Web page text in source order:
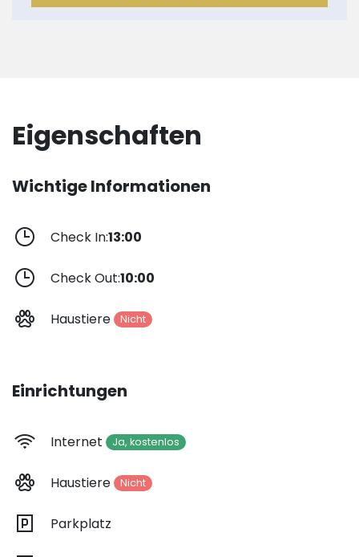
Eigenschaften
Wichtige Informationen
Check In:13:00
Check Out:10:00
Haustiere Nicht
Einrichtungen
Internet Ja, kostenlos
Haustiere Nicht
Parkplatz